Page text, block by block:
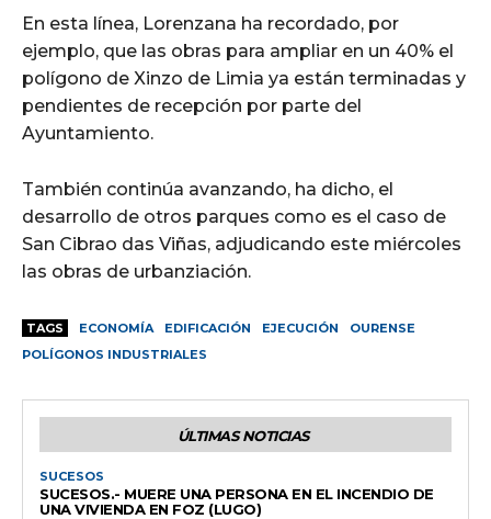
En esta línea, Lorenzana ha recordado, por
ejemplo, que las obras para ampliar en un 40% el
polígono de Xinzo de Limia ya están terminadas y
pendientes de recepción por parte del
Ayuntamiento.
También continúa avanzando, ha dicho, el
desarrollo de otros parques como es el caso de
San Cibrao das Viñas, adjudicando este miércoles
las obras de urbanziación.
TAGS ECONOMÍA EDIFICACIÓN EJECUCIÓN
OURENSE
POLÍGONOS INDUSTRIALES
ÚLTIMAS NOTICIAS
SUCESOS
SUCESOS.- MUERE UNA PERSONA EN EL INCENDIO DE
UNA VIVIENDA EN FOZ (LUGO)